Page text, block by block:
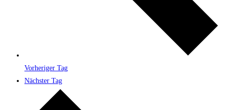
Vorheriger Tag
Nächster Tag